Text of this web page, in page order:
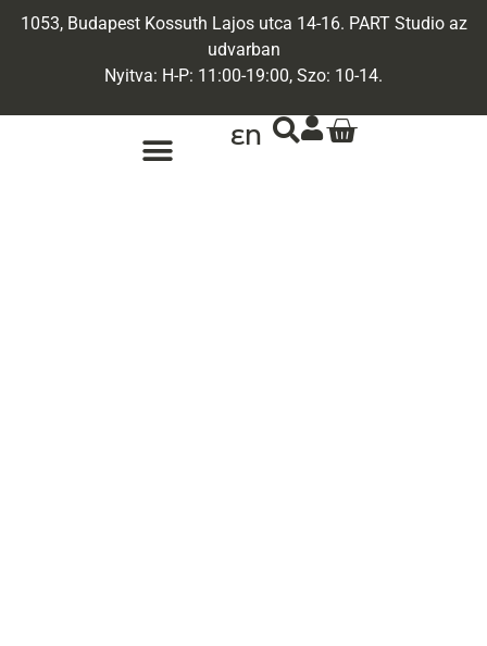
1053, Budapest Kossuth Lajos utca 14-16. PART Studio az
udvarban
Nyitva: H-P: 11:00-19:00, Szo: 10-14.
EN